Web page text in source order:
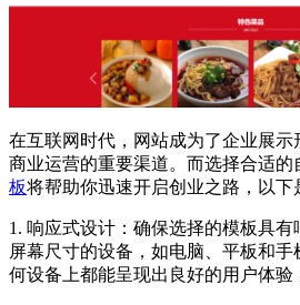
在互联网时代，网站成为了企业展
商业运营的重要渠道。而选择合适的
板将帮助你迅速开启创业之路，以下
1. 响应式设计：确保选择的模板具
屏幕尺寸的设备，如电脑、平板和
何设备上都能呈现出良好的用户体验